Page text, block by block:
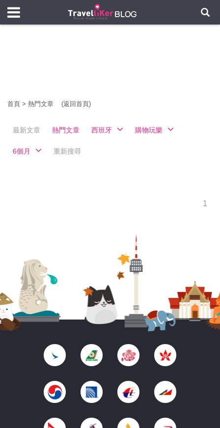
首頁 > 熱門文章 (返回首頁)
最新文章 熱門文章 西班牙 購物玩樂
6個月 重新搜尋
1